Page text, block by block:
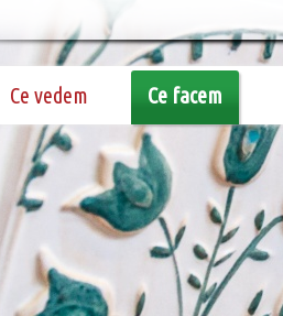
Ce vedem Ce facem